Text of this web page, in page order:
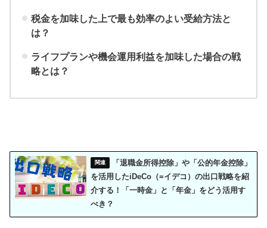
税金を加味した上で最も効率のよい受給方法と
は？
ライフプランや機会運用利益を加味した場合の戦
略とは？
「退職金所得控除」や「公的年金控除」
を活用したiDeCo（=イデコ）の出口戦略を紹
介する！「一時金」と「年金」をどう活用す
べき？